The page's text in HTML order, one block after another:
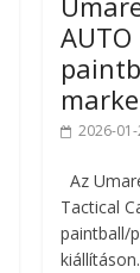
AUTO
2026-
Az
Tactical
paintball/